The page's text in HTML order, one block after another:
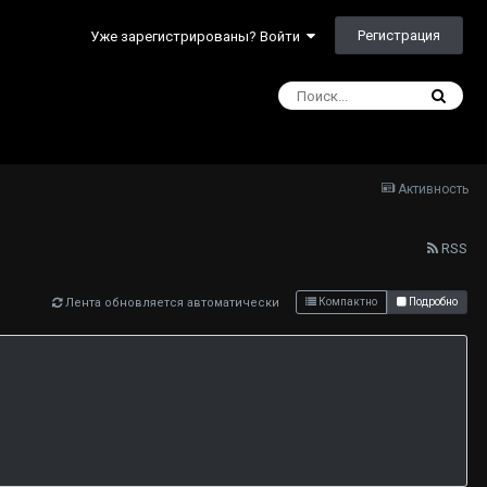
Уже зарегистрированы? Войти Регистрация
Активность
RSS
Компактно Подробно
Лента обновляется автоматически